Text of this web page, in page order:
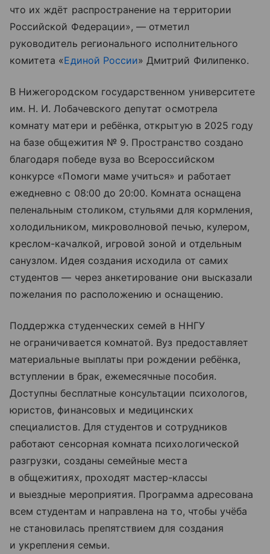
что их ждёт распространение на территории
Российской Федерации», — отметил
руководитель регионального исполнительного
комитета «Единой России» Дмитрий Филипенко.
В Нижегородском государственном университете
им. Н. И. Лобачевского депутат осмотрела
комнату матери и ребёнка, открытую в 2025 году
на базе общежития № 9. Пространство создано
благодаря победе вуза во Всероссийском
конкурсе «Помоги маме учиться» и работает
ежедневно с 08:00 до 20:00. Комната оснащена
пеленальным столиком, стульями для кормления,
холодильником, микроволновой печью, кулером,
креслом-качалкой, игровой зоной и отдельным
санузлом. Идея создания исходила от самих
студентов — через анкетирование они высказали
пожелания по расположению и оснащению.
Поддержка студенческих семей в ННГУ
не ограничивается комнатой. Вуз предоставляет
материальные выплаты при рождении ребёнка,
вступлении в брак, ежемесячные пособия.
Доступны бесплатные консультации психологов,
юристов, финансовых и медицинских
специалистов. Для студентов и сотрудников
работают сенсорная комната психологической
разгрузки, созданы семейные места
в общежитиях, проходят мастер-классы
и выездные мероприятия. Программа адресована
всем студентам и направлена на то, чтобы учёба
не становилась препятствием для создания
и укрепления семьи.